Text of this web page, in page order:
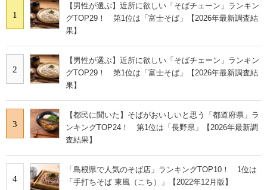
1
【男性が選ぶ】近所に欲しい「そばチェーン」ランキン
グTOP29！ 第1位は「富士そば」【2026年最新調査結
果】
2
【男性が選ぶ】近所に欲しい「そばチェーン」ランキン
グTOP29！ 第1位は「富士そば」【2026年最新調査結
果】
3
【都民に聞いた】そばがおいしいと思う「都道府県」ラ
ンキングTOP24！ 第1位は「長野県」【2026年最新調
査結果】
4
「島根県で人気のそば店」ランキングTOP10！ 1位は
「手打ちそば 東風（こち）」【2022年12月版】